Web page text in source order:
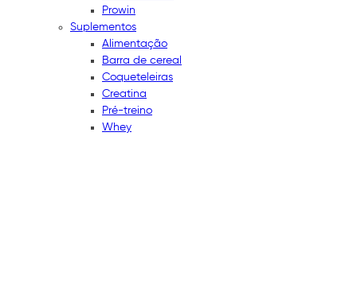
Prowin
Suplementos
Alimentação
Barra de cereal
Coqueteleiras
Creatina
Pré-treino
Whey